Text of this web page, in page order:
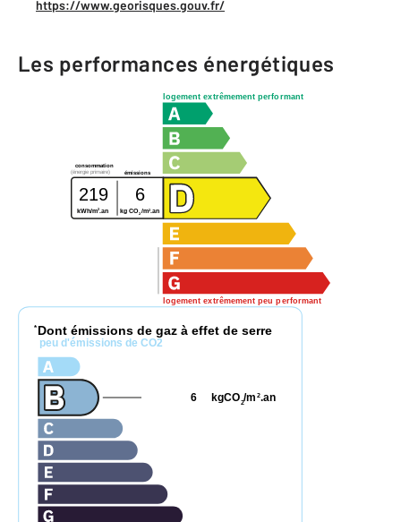
https://www.georisques.gouv.fr/
Les performances énergétiques
logement extrêmement performant
logement extrêmement peu performant
consommation
émissions
(énergie primaire)
219 6
kWh/m2.an kg CO2 /m2 .an
* Dont émissions de gaz à effet de serre
peu d'émissions de CO2
kgCO2/m 2.an
6